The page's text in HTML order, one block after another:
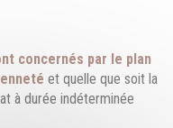
concernés par le plan
et quelle que soit la
à durée indéterminée